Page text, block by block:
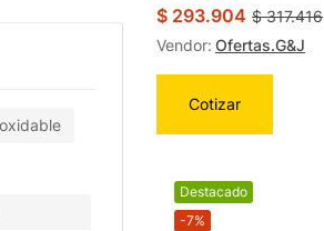
$ 293.904 $317.416
Vendor: Ofertas.G&J
Cotizar
-7%
Destacado